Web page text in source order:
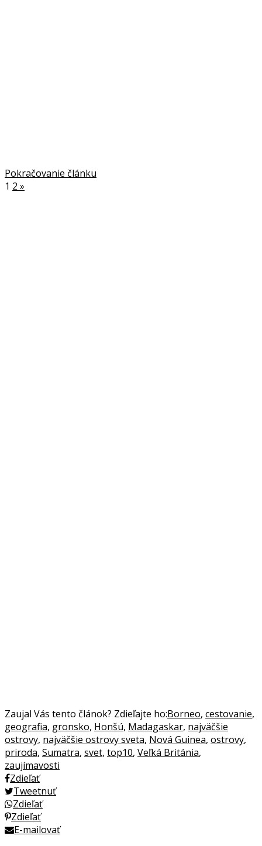
Pokračovanie článku
1 2 »
Zaujal Vás tento článok? Zdieľajte ho:Borneo, cestovanie,
geografia, gronsko, Honšú, Madagaskar, najväčšie
ostrovy, najväčšie ostrovy sveta, Nová Guinea, ostrovy,
priroda, Sumatra, svet, top10, Veľká Británia,
zaujímavosti
Zdieľať
Tweetnuť
Zdieľať
Zdieľať
E-mailovať